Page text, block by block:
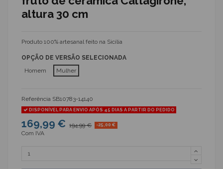
altura 30 cm
Produto 100% artesanal feito na Sicília
OPÇÃO DE VERSÃO SELECIONADA
Homem
Mulher
Referência SB10783-14140
DISPONÍVEL PARA ENVIO APÓS 45 DIAS A PARTIR DO PEDIDO
169,99 € 194,99 € -25,00 €
Com IVA